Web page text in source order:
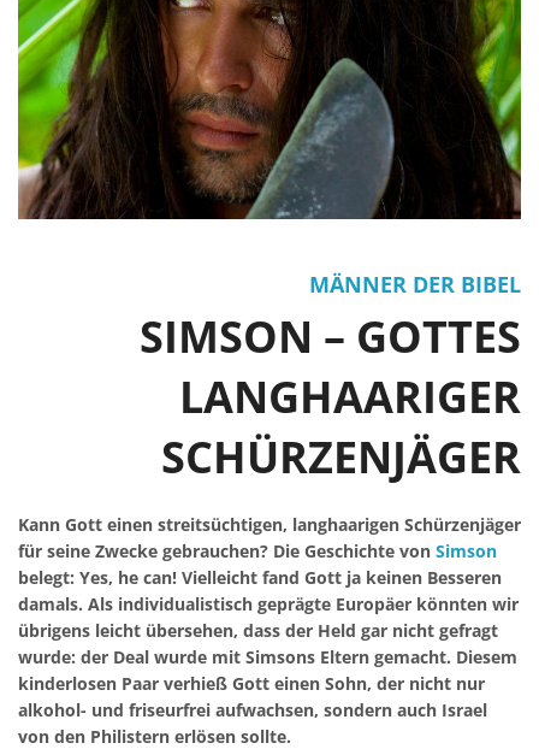
MÄNNER DER BIBEL
SIMSON – GOTTES
LANGHAARIGER
SCHÜRZENJÄGER
Kann Gott einen streitsüchtigen, langhaarigen Schürzenjäger
für seine Zwecke gebrauchen? Die Geschichte von Simson
belegt: Yes, he can! Vielleicht fand Gott ja keinen Besseren
damals. Als individualistisch geprägte Europäer könnten wir
übrigens leicht übersehen, dass der Held gar nicht gefragt
wurde: der Deal wurde mit Simsons Eltern gemacht. Diesem
kinderlosen Paar verhieß Gott einen Sohn, der nicht nur
alkohol- und friseurfrei aufwachsen, sondern auch Israel
von den Philistern erlösen sollte.